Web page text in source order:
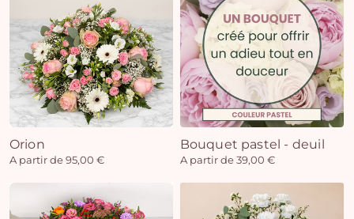
Orion
A partir de 95,00 €
Bouquet pastel - deuil
A partir de 39,00 €